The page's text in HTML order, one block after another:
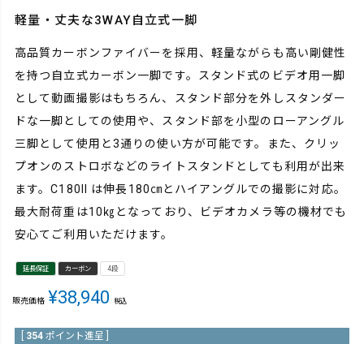
軽量・丈夫な3WAY自立式一脚
高品質カーボンファイバーを採用、軽量ながらも高い剛健性
を持つ自立式カーボン一脚です。スタンド式のビデオ用一脚
として動画撮影はもちろん、スタンド部分を外しスタンダー
ドな一脚としての使用や、スタンド部を小型のローアングル
三脚として使用と3通りの使い方が可能です。また、クリッ
プオンのストロボなどのライトスタンドとしても利用が出来
ます。C180II は伸長180㎝とハイアングルでの撮影に対応。
最大耐荷重は10㎏となっており、ビデオカメラ等の機材でも
安心てご利用いただけます。
延長保証 カーボン 4段
販売価格 ¥38,940 税込
354 ポイント進呈 ]